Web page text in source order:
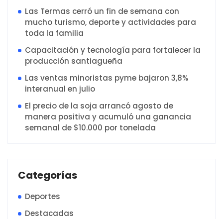
Las Termas cerró un fin de semana con
mucho turismo, deporte y actividades para
toda la familia
Capacitación y tecnología para fortalecer la
producción santiagueña
Las ventas minoristas pyme bajaron 3,8%
interanual en julio
El precio de la soja arrancó agosto de
manera positiva y acumuló una ganancia
semanal de $10.000 por tonelada
Categorías
Deportes
Destacadas